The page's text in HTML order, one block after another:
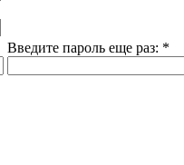
Введите пароль еще раз: *